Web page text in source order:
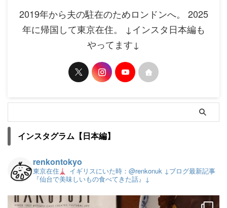
2019年から夫の駐在のためロンドンへ。 2025
年に帰国して東京在住。 ↓インスタ日本編も
やってます↓
インスタグラム【日本編】
renkontokyo
東京在住 イギリスにいた時：@renkonuk ↓ブログ最新記事
『仙台で美味しいもの食べてきた話』↓